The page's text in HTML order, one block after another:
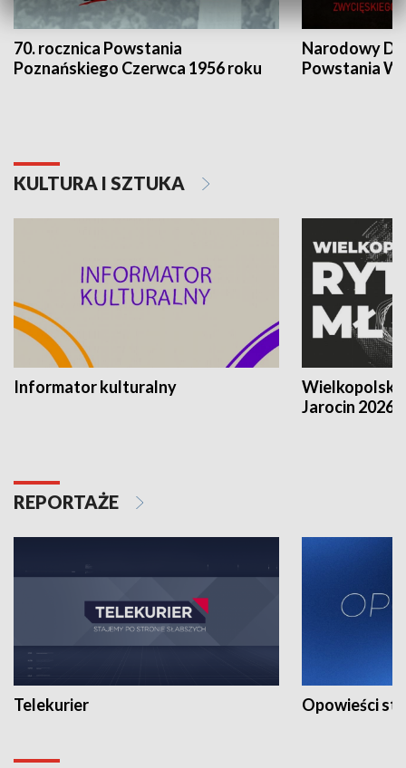
70. rocznica Powstania
Poznańskiego Czerwca 1956 roku
Narodowy
Powstania
KULTURA I SZTUKA
Informator kulturalny
Jarocin 2026
REPORTAŻE
Telekurier Opowieści